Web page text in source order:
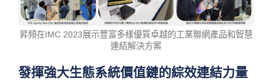
昇頻在IMC 2023展示豐富多樣優質卓越的工業聯網產品和智慧
連結解決方案
發揮強大生態系統價值鏈的綜效連結力量